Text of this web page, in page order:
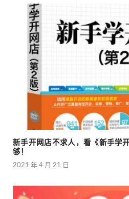
新手开网店不求人，看《新手学
够！
2021 年 4 月 21 日